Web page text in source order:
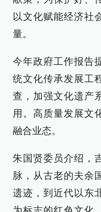
以文化赋能经济社
量。
今年政府工作报告
统文化传承发展工
查，加强文化遗产
用。高质量发展文
融合业态。
朱国贤委员介绍，
脉，从古老的夫余
遗迹，到近代以东